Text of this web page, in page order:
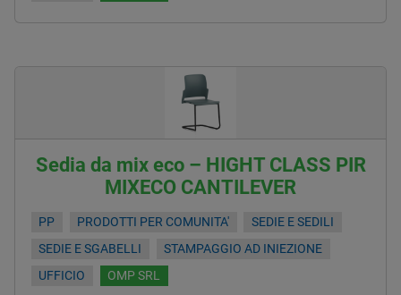
Sedia da mix eco – HIGHT CLASS PIR
MIXECO CANTILEVER
PP PRODOTTI PER COMUNITA'
SEDIE E SEDILI
SEDIE E SGABELLI
STAMPAGGIO AD INIEZIONE
UFFICIO
OMP SRL